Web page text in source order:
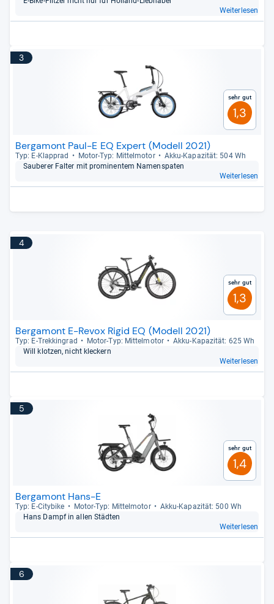
Weiterlesen
3
Sehr gut
1,3
Bergamont Paul-E EQ Expert (Modell 2021)
Typ: E-​Klapprad Motor-​Typ: Mit­tel­mo­tor
Akku-​Kapa­zi­tät: 504 Wh
Sau­be­rer Fal­ter mit pro­mi­nen­tem Namen­spa­ten
Weiterlesen
4
Sehr gut
1,3
Bergamont E-Revox Rigid EQ (Modell 2021)
Typ: E-​Trek­kin­grad Motor-​Typ: Mit­tel­mo­tor
Akku-​Kapa­zi­tät: 625 Wh
Will klot­zen, nicht kle­ckern
Weiterlesen
5
Sehr gut
1,4
Bergamont Hans-E
Typ: E-​City­bike Motor-​Typ: Mit­tel­mo­tor
Akku-​Kapa­zi­tät: 500 Wh
Hans Dampf in allen Städ­ten
Weiterlesen
6